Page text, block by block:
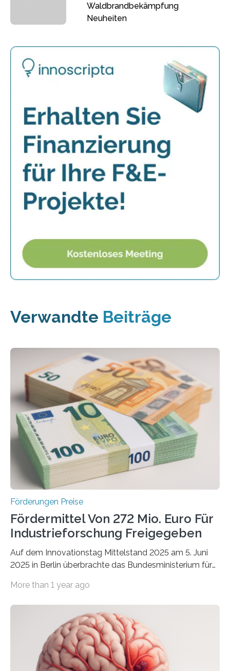
Waldbrandbekämpfung
Neuheiten
Verwandte Beiträge
Förderungen Preise
Fördermittel Von 272 Mio. Euro Für
Industrieforschung Freigegeben
Auf dem Innovationstag Mittelstand 2025 am 5. Juni
2025 in Berlin überbrachte das Bundesministerium für
Überplanmäßige Verpflichtungsermächtigungen in
Woche vom Haushaltsausschuss freigegeben – unter
anderem zur Unterstützung der
Industrieforschungsprogramme Industrielle
Gemeinschaftsforschung (IGF), Zentrales
Innovationsprogramm Mittelstand (ZIM) und
More than 1 year ago